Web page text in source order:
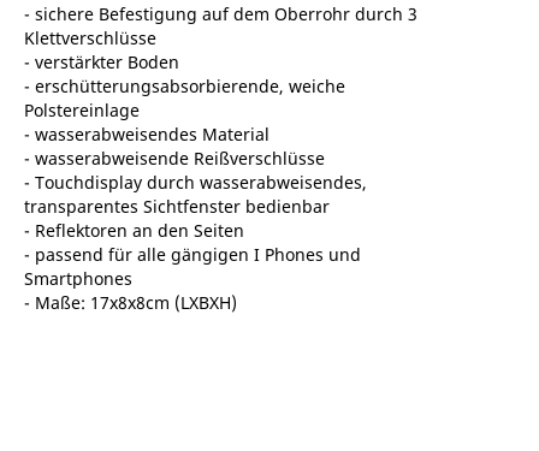
- sichere Befestigung auf dem Oberrohr durch 3
Klettverschlüsse
- verstärkter Boden
- erschütterungsabsorbierende, weiche
Polstereinlage
- wasserabweisendes Material
- wasserabweisende Reißverschlüsse
- Touchdisplay durch wasserabweisendes,
transparentes Sichtfenster bedienbar
- Reflektoren an den Seiten
- passend für alle gängigen I Phones und
Smartphones
- Maße: 17x8x8cm (LXBXH)